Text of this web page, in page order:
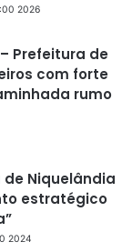
2026
– Prefeitura de
com forte
rumo
Niquelândia
estratégico
2024